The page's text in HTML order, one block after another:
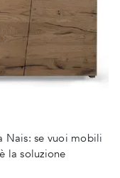
Nais: se vuoi mobili
la soluzione